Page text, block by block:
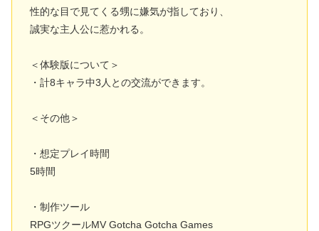
性的な目で見てくる甥に嫌気が指しており、
誠実な主人公に惹かれる。
＜体験版について＞
・計8キャラ中3人との交流ができます。
＜その他＞
・想定プレイ時間
5時間
・制作ツール
RPGツクールMV Gotcha Gotcha Games